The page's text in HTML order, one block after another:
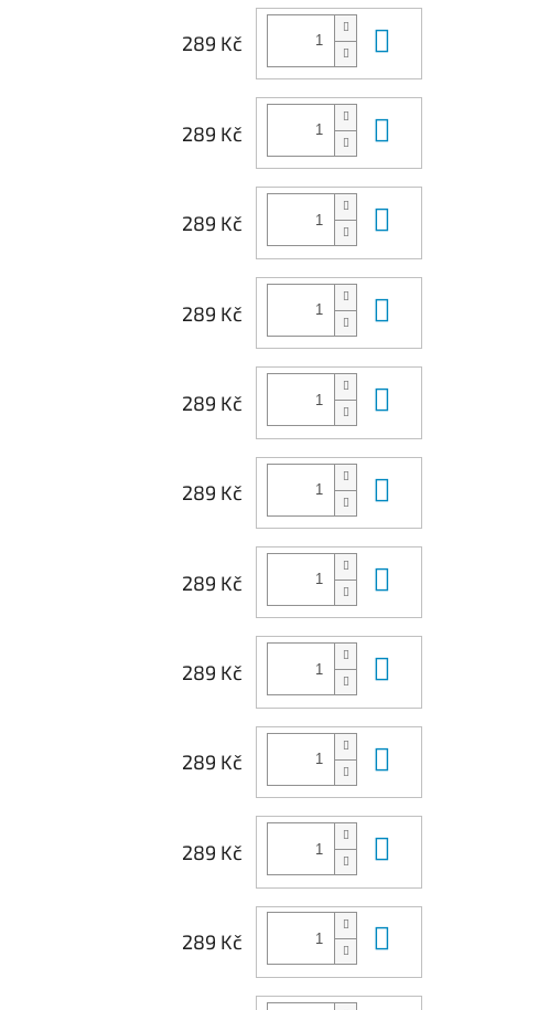
289 Kč
289 Kč
289 Kč
289 Kč
289 Kč
289 Kč
289 Kč
289 Kč
289 Kč
289 Kč
289 Kč